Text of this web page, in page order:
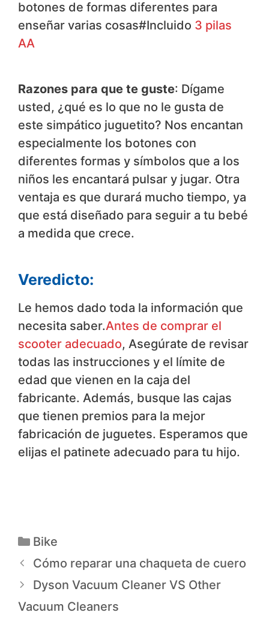
botones de formas diferentes para
enseñar varias cosas#Incluido 3 pilas
AA
Razones para que te guste: Dígame
usted, ¿qué es lo que no le gusta de
este simpático juguetito? Nos encantan
especialmente los botones con
diferentes formas y símbolos que a los
niños les encantará pulsar y jugar. Otra
ventaja es que durará mucho tiempo, ya
que está diseñado para seguir a tu bebé
a medida que crece.
Veredicto:
Le hemos dado toda la información que
necesita saber.Antes de comprar el
scooter adecuado, Asegúrate de revisar
todas las instrucciones y el límite de
edad que vienen en la caja del
fabricante. Además, busque las cajas
que tienen premios para la mejor
fabricación de juguetes. Esperamos que
elijas el patinete adecuado para tu hijo.
Bike
Cómo reparar una chaqueta de cuero
Dyson Vacuum Cleaner VS Other
Vacuum Cleaners